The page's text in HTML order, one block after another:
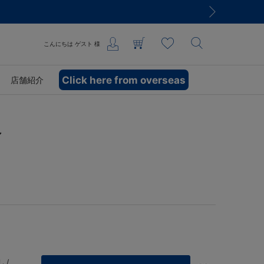
こんにちは ゲスト 様
店舗紹介 Click here from overseas
/